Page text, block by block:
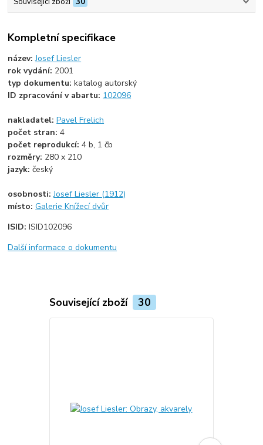
Kompletní specifikace
název:Josef Liesler
rok vydání: 2001
typ dokumentu:katalog autorský
ID zpracování v abartu: 102096
nakladatel:Pavel Frelich
počet stran:4
počet reprodukcí:4 b, 1 čb
rozměry: 280 x 210
jazyk:český
osobnosti:Josef Liesler (1912)
místo:Galerie Knížecí dvůr
ISID:ISID102096
Další informace o dokumentu
Související zboží 30